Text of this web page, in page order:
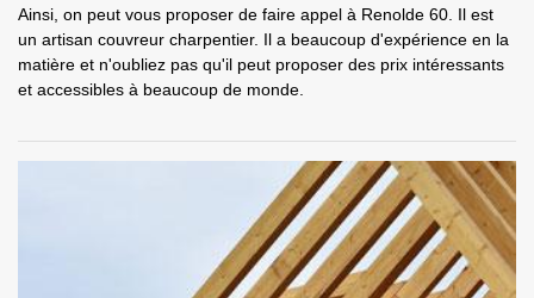
Ainsi, on peut vous proposer de faire appel à Renolde 60. Il est
un artisan couvreur charpentier. Il a beaucoup d'expérience en la
matière et n'oubliez pas qu'il peut proposer des prix intéressants
et accessibles à beaucoup de monde.